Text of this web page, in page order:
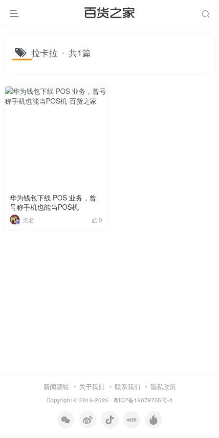
拉卡拉 共1篇
华为钱包下线 POS 业务，曾
号称手机也能当POS机
无名 0
新闻源站 关于我们 联系我们 隐私政策
Copyright © 2016-2026 · 粤ICP备16079755号-4